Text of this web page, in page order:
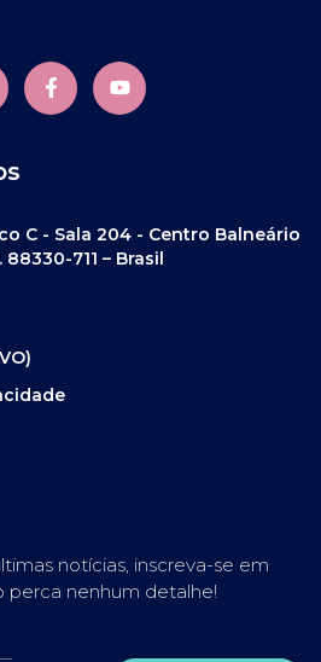
C - Sala 204 - Centro Balneário
88330-711 – Brasil
notícias, inscreva-se em
perca nenhum detalhe!